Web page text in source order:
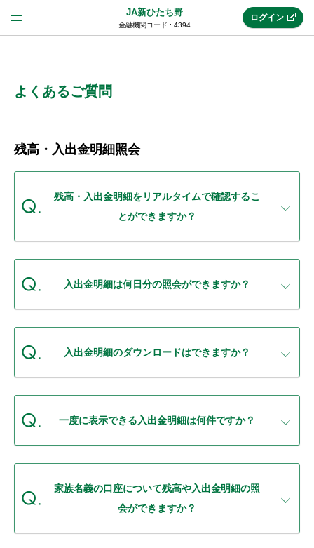
JA新ひたち野
金融機関コード : 4394
(法人JAネットバンク)
JAネットバンクトップ
機能・サービス
セキュリティ
困った時は
ログイン
よくあるご質問
残高・入出金明細照会
残高・入出金明細をリアルタイムで確認するこ
とができますか？
入出金明細は何日分の照会ができますか？
入出金明細のダウンロードはできますか？
一度に表示できる入出金明細は何件ですか？
家族名義の口座について残高や入出金明細の照
会ができますか？